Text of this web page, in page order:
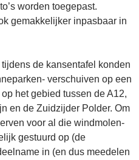
worden toegepast.
gemakkelijker inpasbaar in
de kansentafel konden
verschuiven op een
het gebied tussen de A12,
en de Zuidzijder Polder. Om
voor al die windmolen-
gestuurd op (de
in (en dus meedelen